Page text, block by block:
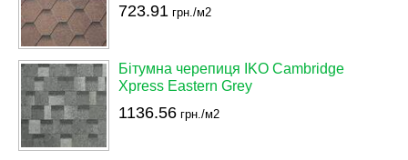
723.91 грн./м2
Бітумна черепиця IKO Cambridge
Xpress Eastern Grey
1136.56 грн./м2